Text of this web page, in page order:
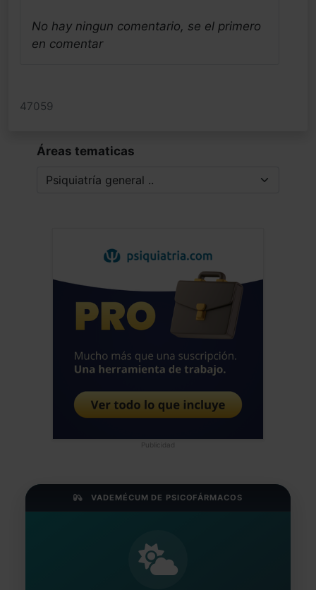
No hay ningun comentario, se el primero
en comentar
47059
Áreas tematicas
Publicidad
VADEMÉCUM DE PSICOFÁRMACOS